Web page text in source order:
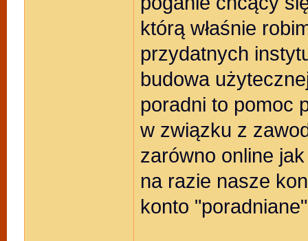
którą właśnie
przydatnych
budowa
poradni to pomoc
w związku z
zarówno online
na razie nasze
konto